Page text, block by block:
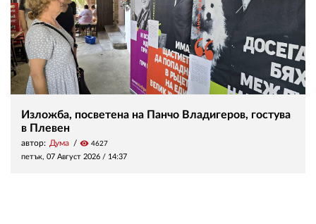
Изложба, посветена на Панчо Владигеров, гостува
в Плевен
автор: Дума visibility 4627
петък, 07 Август 2026 / 14:37